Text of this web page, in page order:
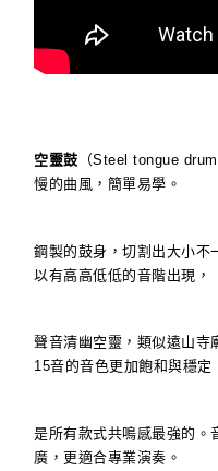
空靈鼓 （Steel tongue
慢的曲風，簡單易學。
鋼製的鼓身，切割出大小不
以有高高低低的音階出現，
聲音清幽空靈，類似遠山寺
15音的音色更加飽和與穩定
是所有款式共鳴感最強的。
廣，更適合專業演奏。